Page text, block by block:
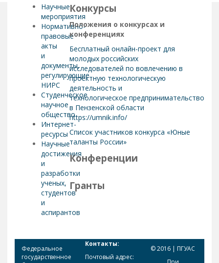
Научные
мероприятия
Нормативно-
правовые
акты
и
документы,
регулирующие
НИРС
Студенческое
научное
общество
Интернет-
ресурсы
Научные
достижения
и
разработки
ученых,
студентов
и
аспирантов
Конкурсы
Положения о конкурсах и
конференциях
Бесплатный онлайн-проект для
молодых российских
исследователей по вовлечению в
проектную технологическую
деятельность и
технологическое предпринимательство
в Пензенской области
https://umnik.info/
Список участников конкурса «Юные
таланты России»
Конференции
Гранты
Федеральное
государственное
Контакты:
Почтовый адрес:
© 2016 | ПГУАС